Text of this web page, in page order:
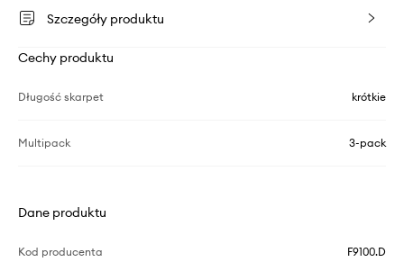
Szczegóły produktu
Cechy produktu
Długość skarpet krótkie
Multipack 3-pack
Dane produktu
Kod producenta F9100.D